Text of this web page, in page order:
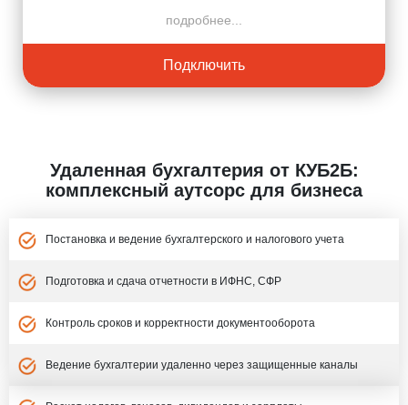
подробнее...
Подключить
Удаленная бухгалтерия от КУБ2Б:
комплексный аутсорс для бизнеса
Постановка и ведение бухгалтерского и налогового учета
Подготовка и сдача отчетности в ИФНС, СФР
Контроль сроков и корректности документооборота
Ведение бухгалтерии удаленно через защищенные каналы